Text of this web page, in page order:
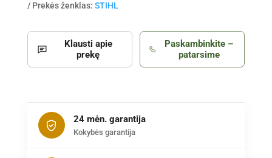
Prekės ženklas: STIHL
Klausti apie
prekę
Paskambinkite –
patarsime
24 mėn. garantija
Kokybės garantija